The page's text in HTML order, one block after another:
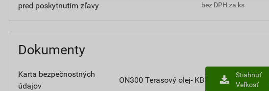
pred poskytnutím zľavy
bez DPH za ks
Dokumenty
Karta bezpečnostných
údajov
ON300 Terasový olej- KBÚ
Stiahnuť
Veľkosť